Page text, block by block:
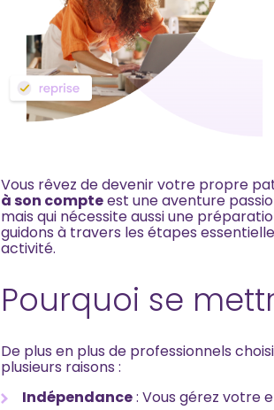
Vous rêvez de devenir votre propre
à son compteest une aventure
mais qui nécessite aussi une
guidons à travers les étapes
activité.
Pourquoi se
De plus en plus de professionnels
plusieurs raisons :
Indépendance: Vous gérez votre